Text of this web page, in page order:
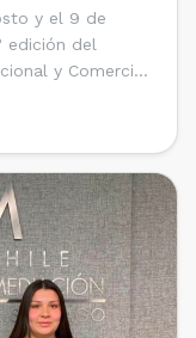
y el 9 de
edición del
y Comercial
Derecho de la